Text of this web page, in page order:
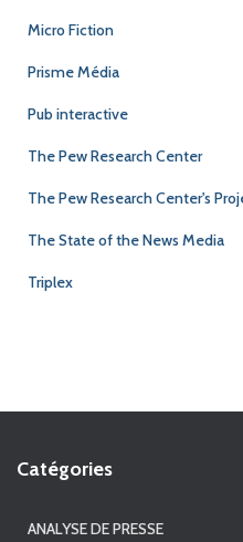
Micro Fiction
Prisme Média
Pub interactive
The Pew Research Center
The Pew Research Center's
The State of the News Media
Triplex
Catégories
ANALYSE DE PRESSE